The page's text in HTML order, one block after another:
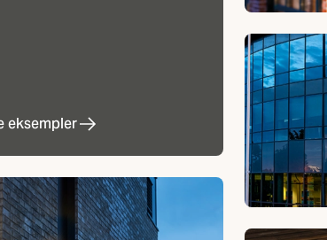
eksempler